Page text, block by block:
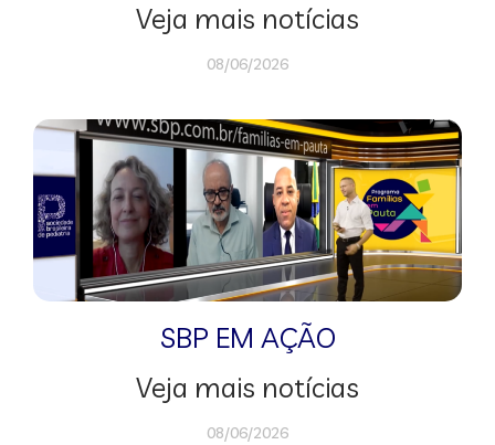
Veja mais notícias
08/06/2026
SBP EM AÇÃO
Veja mais notícias
08/06/2026